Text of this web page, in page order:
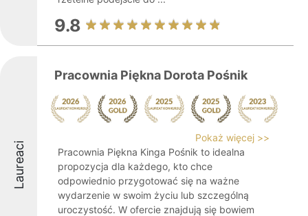
9.8
Laureaci
Pracownia Piękna Dorota Pośnik
Pokaż więcej >>
Pracownia Piękna Kinga Pośnik to idealna
propozycja dla każdego, kto chce
odpowiednio przygotować się na ważne
wydarzenie w swoim życiu lub szczególną
uroczystość. W ofercie znajdują się bowiem